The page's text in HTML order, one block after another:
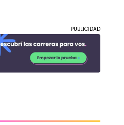
PUBLICIDAD